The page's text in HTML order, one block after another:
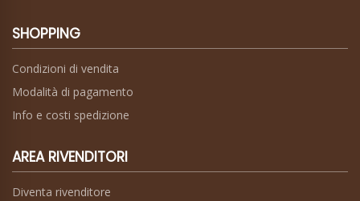
SHOPPING
Condizioni di vendita
Modalità di pagamento
Info e costi spedizione
AREA RIVENDITORI
Diventa rivenditore